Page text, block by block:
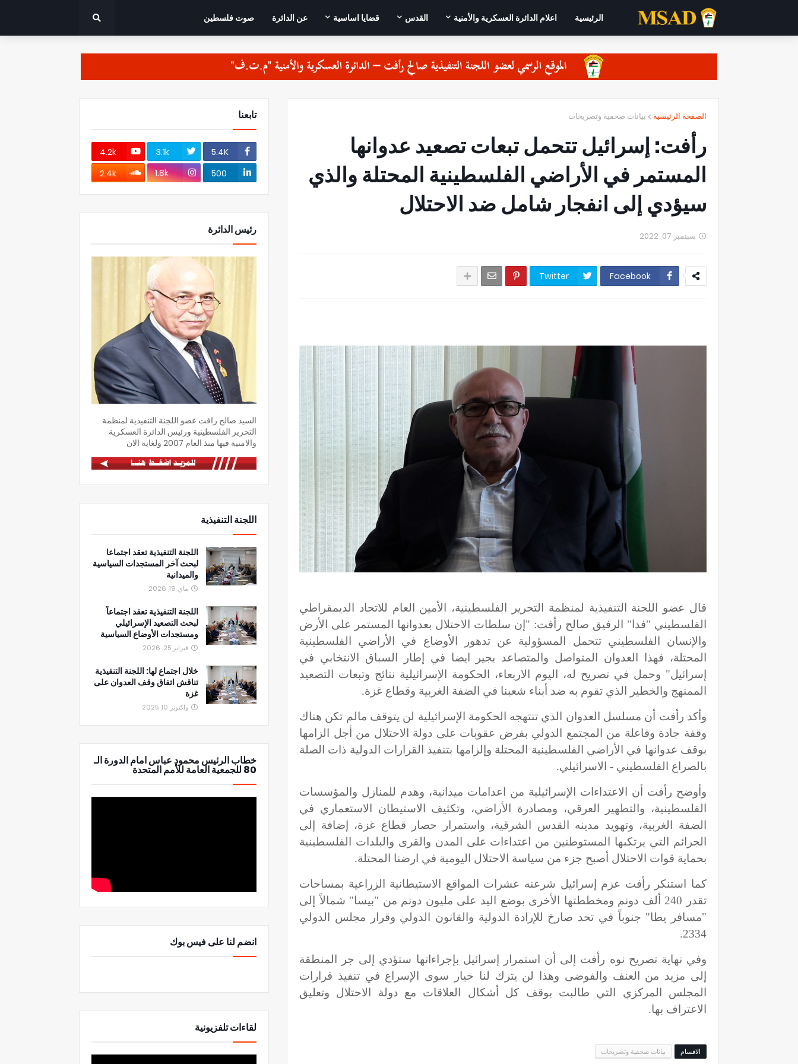
الرئيسية اعلام الدائرة العسكرية والأمنية القدس قضايا اساسية عن الدائرة صوت فلسطين
الصفحة الرئيسية بيانات صحفية وتصريحات
رأفت: إسرائيل تتحمل تبعات تصعيد عدوانها
المستمر في الأراضي الفلسطينية المحتلة والذي
سيؤدي إلى انفجار شامل ضد الاحتلال
سبتمبر 07, 2022
Facebook
Twitter
قال عضو اللجنة التنفيذية لمنظمة التحرير الفلسطينية، الأمين العام للاتحاد الديمقراطي
الفلسطيني "فدا" الرفيق صالح رأفت: "إن سلطات الاحتلال بعدوانها المستمر على الأرض
والإنسان الفلسطيني تتحمل المسؤولية عن تدهور الأوضاع في الأراضي الفلسطينية
المحتلة، فهذا العدوان المتواصل والمتصاعد يجير ايضا في إطار السباق الانتخابي في
إسرائيل" وحمل في تصريح له، اليوم الاربعاء، الحكومة الإسرائيلية نتائج وتبعات التصعيد
الممنهج والخطير الذي تقوم به ضد أبناء شعبنا في الضفة الغربية وقطاع غزة.
وأكد رأفت أن مسلسل العدوان الذي تنتهجه الحكومة الإسرائيلية لن يتوقف مالم تكن هناك
وقفة جادة وفاعلة من المجتمع الدولي بفرض عقوبات على دولة الاحتلال من أجل الزامها
بوقف عدوانها في الأراضي الفلسطينية المحتلة وإلزامها بتنفيذ القرارات الدولية ذات الصلة
بالصراع الفلسطيني - الاسرائيلي.
وأوضح رأفت أن الاعتداءات الإسرائيلية من اعدامات ميدانية، وهدم للمنازل والمؤسسات
الفلسطينية، والتطهير العرقي، ومصادرة الأراضي، وتكثيف الاستيطان الاستعماري في
الضفة الغربية، وتهويد مدينه القدس الشرقية، واستمرار حصار قطاع غزة، إضافة إلى
الجرائم التي يرتكبها المستوطنين من اعتداءات على المدن والقرى والبلدات الفلسطينية
بحماية قوات الاحتلال أصبح جزء من سياسة الاحتلال اليومية في ارضنا المحتلة.
كما استنكر رأفت عزم إسرائيل شرعنه عشرات المواقع الاستيطانية الزراعية بمساحات
تقدر 240 ألف دونم ومخططتها الأخرى بوضع اليد على مليون دونم من "بيسا" شمالاً إلى
"مسافر يطا" جنوباً في تحد صارخ للإرادة الدولية والقانون الدولي وقرار مجلس الدولي
2334.
وفي نهاية تصريح نوه رأفت إلى أن استمرار إسرائيل بإجراءاتها ستؤدي إلى جر المنطقة
إلى مزيد من العنف والفوضى وهذا لن يترك لنا خيار سوى الإسراع في تنفيذ قرارات
المجلس المركزي التي طالبت بوقف كل أشكال العلاقات مع دولة الاحتلال وتعليق
الاعتراف بها.
الاقسام بيانات صحفية وتصريحات
تابعنا
5.4K
3.1k
4.2k
500
1.8k
2.4k
رئيس الدائرة
السيد صالح رافت عضو اللجنة التنفيذية لمنظمة
التحرير الفلسطينية ورئيس الدائرة العسكرية
والامنية فيها منذ العام 2007 ولغاية الان
اللجنة التنفيذية
اللجنة التنفيذية تعقد اجتماعا
لبحث آخر المستجدات السياسية
والميدانية
ماي 19, 2026
اللجنة التنفيذية تعقد اجتماعاً
لبحث التصعيد الإسرائيلي
ومستجدات الأوضاع السياسية
فبراير 25, 2026
خلال اجتماع لها: اللجنة التنفيذية
تناقش اتفاق وقف العدوان على
غزة
واكتوبر 10, 2025
خطاب الرئيس محمود عباس امام الدورة الـ
80 للجمعية العامة للأمم المتحدة
انضم لنا على فيس بوك
لقاءات تلفزيونية